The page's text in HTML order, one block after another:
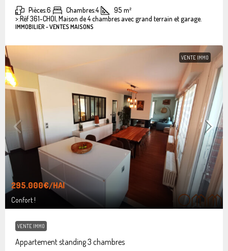
Pièces:6 Chambres:4 95 m²
>:Réf 361-CHOI, Maison de 4 chambres avec grand terrain et garage.
IMMOBILIER - VENTES MAISONS
VENTE IMMO
295.000€/HAI
Confort !
VENTE IMMO
Appartement standing 3 chambres